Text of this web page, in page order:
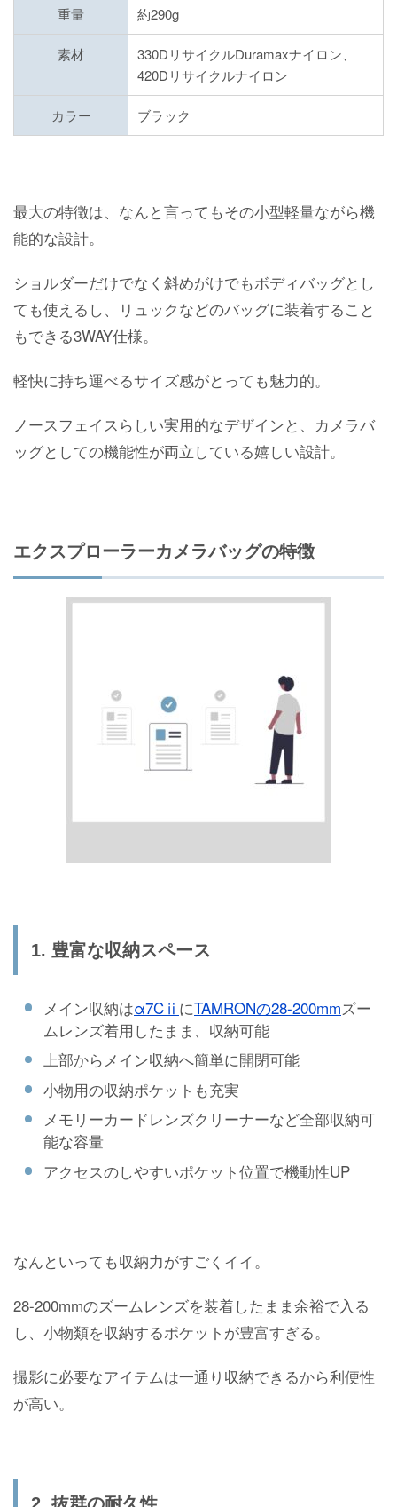
重量 約290g
素材
330DリサイクルDuramaxナイロン、
420Dリサイクルナイロン
カラー ブラック
最大の特徴は、なんと言ってもその小型軽量ながら機
能的な設計。
ショルダーだけでなく斜めがけでもボディバッグとし
ても使えるし、リュックなどのバッグに装着すること
もできる3WAY仕様。
軽快に持ち運べるサイズ感がとっても魅力的。
ノースフェイスらしい実用的なデザインと、カメラバ
ッグとしての機能性が両立している嬉しい設計。
エクスプローラーカメラバッグの特徴
1. 豊富な収納スペース
メイン収納はα7Cⅱ にTAMRONの28-200mmズー
ムレンズ着用したまま、収納可能
上部からメイン収納へ簡単に開閉可能
小物用の収納ポケットも充実
メモリーカードレンズクリーナーなど全部収納可
能な容量
アクセスのしやすいポケット位置で機動性UP
なんといっても収納力がすごくイイ。
28-200mmのズームレンズを装着したまま余裕で入る
し、小物類を収納するポケットが豊富すぎる。
撮影に必要なアイテムは一通り収納できるから利便性
が高い。